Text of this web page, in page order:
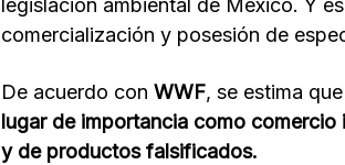
legislación ambiental de México. Y
comercialización y posesión de
De acuerdo con WWF, se estima
lugar de importancia como
y de productos falsificados.